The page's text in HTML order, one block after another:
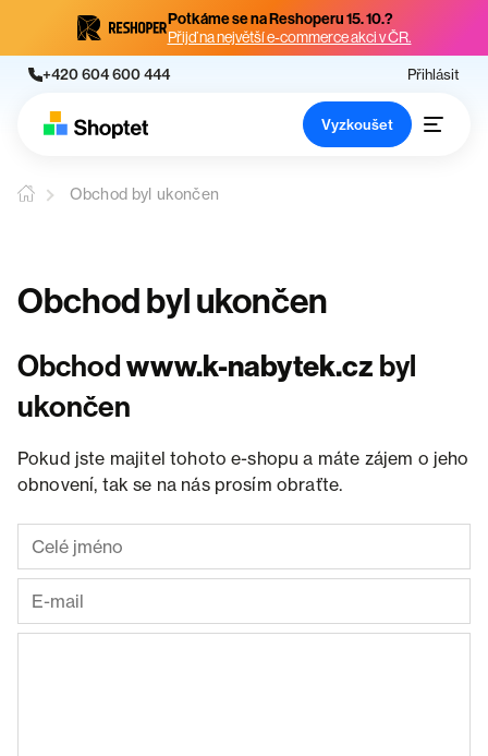
Potkáme se na Reshoperu 15. 10.?
Přijď na největší e-commerce akci v ČR.
+420 604 600 444 Přihlásit
Vyzkoušet
Obchod byl ukončen
Obchod byl ukončen
Obchodwww.k-nabytek.cz byl
ukončen
Pokud jste majitel tohoto e-shopu a máte zájem o jeho
obnovení, tak se na nás prosím obraťte.